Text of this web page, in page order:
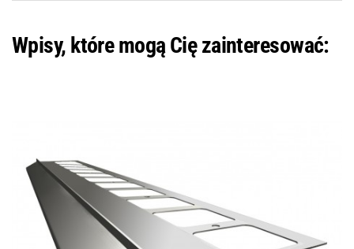
Wpisy, które mogą Cię zainteresować: